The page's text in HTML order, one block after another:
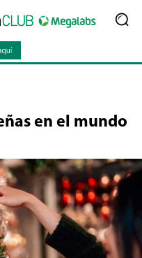
en el mundo